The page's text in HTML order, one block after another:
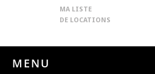
MA LISTE
DE LOCATIONS
MENU